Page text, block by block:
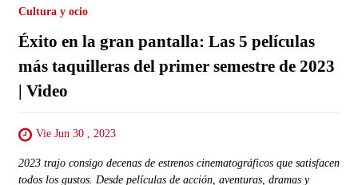
Cultura y ocio
Éxito en la gran pantalla: Las 5 películas
más taquilleras del primer semestre de 2023
| Video
Vie Jun 30 , 2023
2023 trajo consigo decenas de estrenos cinematográficos que satisfacen
todos los gustos. Desde películas de acción, aventuras, dramas y